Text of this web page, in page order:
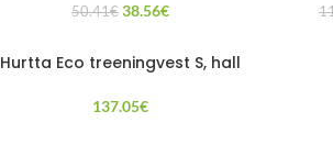
50.41€ 38.56€
Hurtta Eco treeningvest S, hall
137.05€